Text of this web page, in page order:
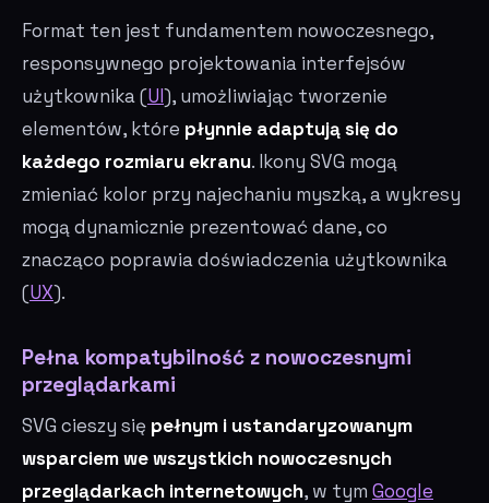
Format ten jest fundamentem nowoczesnego,
responsywnego projektowania interfejsów
użytkownika (UI), umożliwiając tworzenie
elementów, które płynnie adaptują się do
każdego rozmiaru ekranu. Ikony SVG mogą
zmieniać kolor przy najechaniu myszką, a wykresy
mogą dynamicznie prezentować dane, co
znacząco poprawia doświadczenia użytkownika
(UX).
Pełna kompatybilność z nowoczesnymi
przeglądarkami
SVG cieszy się pełnym i ustandaryzowanym
wsparciem we wszystkich nowoczesnych
przeglądarkach internetowych, w tym Google